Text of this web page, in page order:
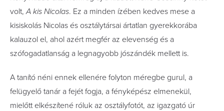
volt,A kis Nicolas. Ez a minden ízében kedves mese a
kisiskolás Nicolas és osztálytársai ártatlan gyerekkorába
kalauzol el, ahol azért megfér az elevenség és a
szófogadatlanság a legnagyobb jószándék mellett is.
A tanító néni ennek ellenére folyton méregbe gurul, a
felügyelő tanár a fejét fogja, a fényképész elmenekül,
mielőtt elkészítené róluk az osztályfotót, az igazgató úr